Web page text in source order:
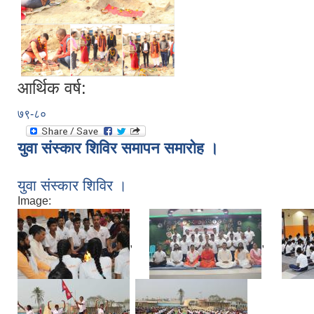
आर्थिक वर्ष:
७९-८०
युवा संस्कार शिविर समापन समारोह ।
युवा संस्कार शिविर ।
Image:
, ,